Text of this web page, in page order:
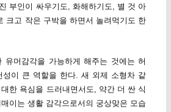
부인이 싸우기도, 화해하기도, 별 것 아
크고 작은 구박을 하면서 놀려먹기도 한
유머감각을 가능하게 해주는 것에는 허
성이 큰 역할을 한다. 새 외제 소형차 같
한 욕심을 드러내면서도, 약간 더 싼 식
이는 생활 감각으로서의 궁상맞은 모습